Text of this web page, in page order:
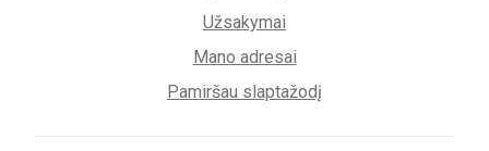
Užsakymai
Mano adresai
Pamiršau slaptažodį